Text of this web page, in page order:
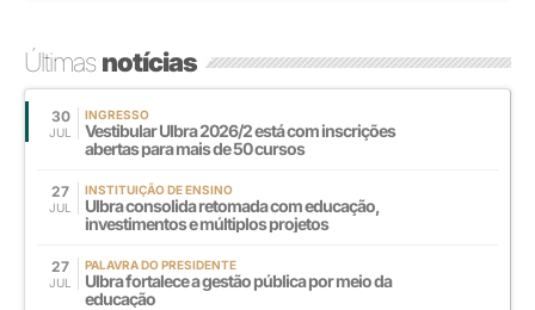
Últimasnotícias
30
JUL
INGRESSO
Vestibular Ulbra 2026/2 está com inscrições
abertas para mais de 50 cursos
27
JUL
INSTITUIÇÃO DE ENSINO
Ulbra consolida retomada com educação,
investimentos e múltiplos projetos
27
JUL
PALAVRA DO PRESIDENTE
Ulbra fortalece a gestão pública por meio da
educação